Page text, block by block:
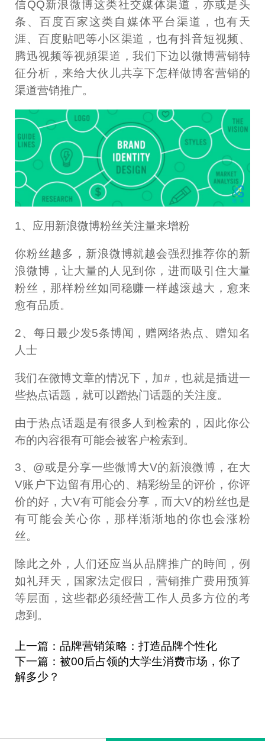
信QQ新浪微博这类社交媒体渠道，亦或是头
条、百度百家这类自媒体平台渠道，也有天
涯、百度贴吧等小区渠道，也有抖音短视频、
腾迅视频等视頻渠道，我们下边以微博营销特
征分析，来给大伙儿共享下怎样做博客营销的
渠道营销推广。
1、应用新浪微博粉丝关注量来增粉
你粉丝越多，新浪微博就越会强烈推荐你的新
浪微博，让大量的人见到你，进而吸引住大量
粉丝，那样粉丝如同稳赚一样越滚越大，愈来
愈有品质。
2、每日最少发5条博闻，赠网络热点、赠知名
人士
我们在微博文章的情况下，加#，也就是插进一
些热点话题，就可以蹭热门话题的关注度。
由于热点话题是有很多人到检索的，因此你公
布的內容很有可能会被客户检索到。
3、@或是分享一些微博大V的新浪微博，在大
V账户下边留有用心的、精彩纷呈的评价，你评
价的好，大V有可能会分享，而大V的粉丝也是
有可能会关心你，那样渐渐地的你也会涨粉
丝。
除此之外，人们还应当从品牌推广的時间，例
如礼拜天，国家法定假日，营销推广费用预算
等层面，这些都必须经营工作人员多方位的考
虑到。
上一篇：品牌营销策略：打造品牌个性化
下一篇：被00后占领的大学生消费市场，你了
解多少？